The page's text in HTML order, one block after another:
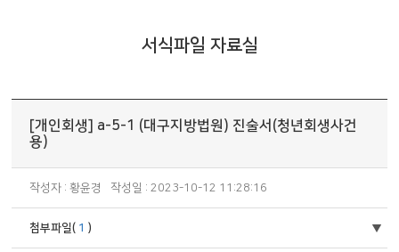
서식파일 자료실
[개인회생] a-5-1 (대구지방법원) 진술서(청년회생사건
용)
작성자 : 황윤경 작성일 : 2023-10-12 11:28:16
첨부파일( 1 )